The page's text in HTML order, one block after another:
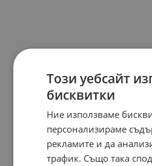
Този уебсайт
бисквитки
Ние използваме
персонализираме
рекламите и да
трафик. Също така